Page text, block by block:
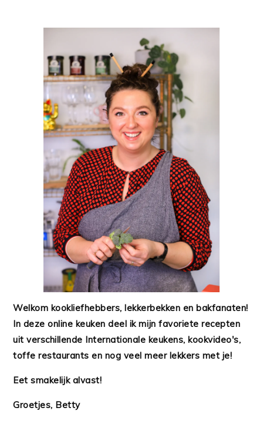
Welkom kookliefhebbers, lekkerbekken en bakfanaten!
In deze online keuken deel ik mijn favoriete recepten
uit verschillende Internationale keukens, kookvideo's,
toffe restaurants en nog veel meer lekkers met je!
Eet smakelijk alvast!
Groetjes, Betty